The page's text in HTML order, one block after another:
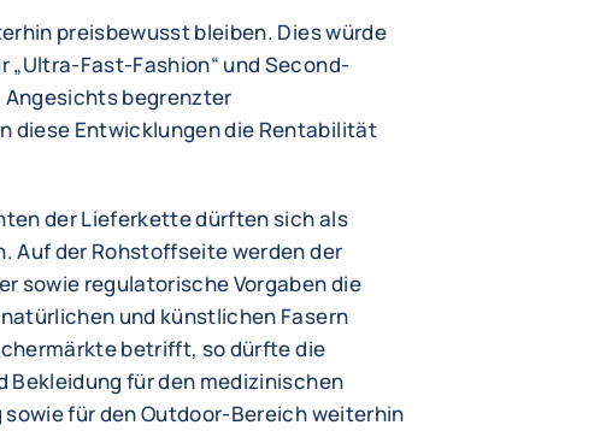
preisbewusst bleiben. Dies würde
Fast-Fashion“ und Second-
begrenzter
diese Entwicklungen die Rentabilität
der Lieferkette dürften sich als
Auf der Rohstoffseite werden der
sowie regulatorische Vorgaben die
und künstlichen Fasern
betrifft, so dürfte die
Bekleidung für den medizinischen
für den Outdoor-Bereich weiterhin